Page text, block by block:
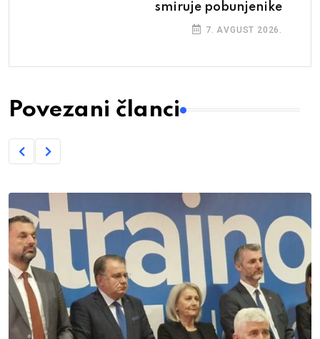
smiruje pobunjenike
7. AVGUST 2026.
Povezani članci